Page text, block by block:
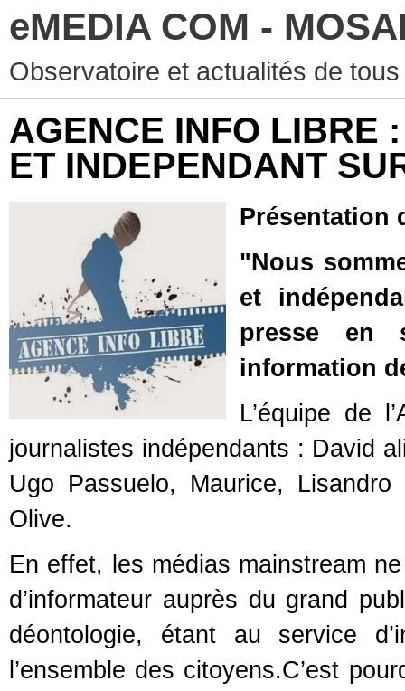
eMEDIA COM -
Observatoire et actualités de
AGENCE INFO LIBRE
ET INDEPENDANT
Présentation
"Nous
et
presse en
information
L’équipe de
journalistes indépendants : David
Ugo Passuelo, Maurice,
Olive.
En effet, les médias mainstream
d’informateur auprès du grand
déontologie, étant au service
l’ensemble des citoyens.C’est